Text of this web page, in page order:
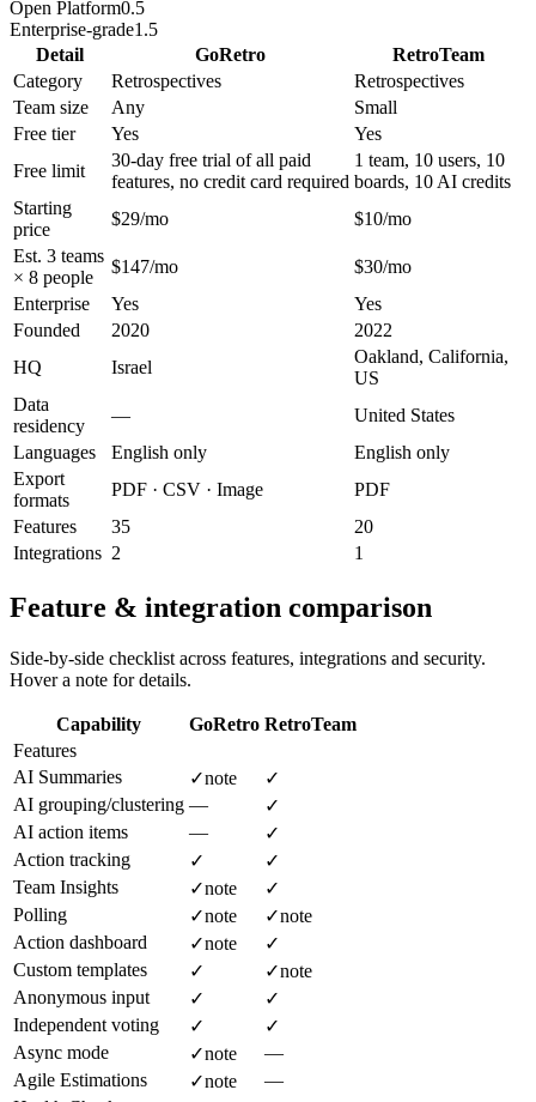
Open Platform0.5
Enterprise-grade1.5
Detail
GoRetro
RetroTeam
Category
Retrospectives
Retrospectives
Team size
Any
Small
Free tier
Yes
Yes
Free limit
30-day free trial of all paid
features, no credit card required
1 team, 10 users, 10
boards, 10 AI credits
Starting
price
$29/mo
$10/mo
Est. 3 teams
× 8 people
$147/mo
$30/mo
Enterprise
Yes
Yes
Founded
2020
2022
HQ
Israel
Oakland, California,
US
Data
residency
—
United States
Languages
English only
English only
Export
formats
PDF · CSV · Image
PDF
Features
35
20
Integrations 2 1
Feature & integration comparison
Side-by-side checklist across features, integrations and security.
Hover a note for details.
Capability GoRetro RetroTeam
Features
AI Summaries
✓note
✓
AI grouping/clustering —
✓
AI action items
—
✓
Action tracking
✓
✓
Team Insights
✓note
✓
Polling
✓note ✓note
Action dashboard
✓note
✓
Custom templates
✓ ✓note
Anonymous input
✓
✓
Independent voting
✓
✓
Async mode
✓note
—
Agile Estimations
✓note
—